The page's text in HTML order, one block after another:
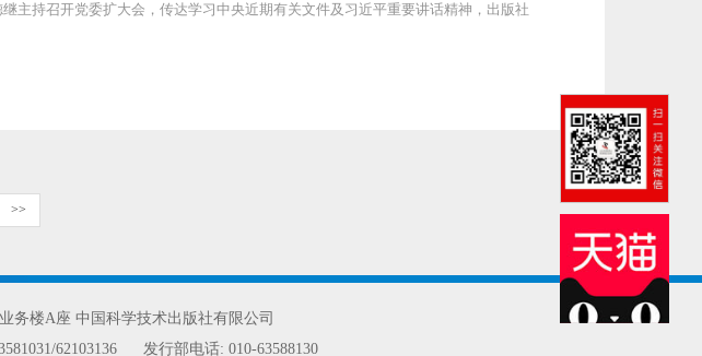
主持召开党委扩大会，传达学习中央近期有关文件及习近平重要讲话精神，出版社
>>
务楼A座 中国科学技术出版社有限公司
62103136 发行部电话: 010-63588130